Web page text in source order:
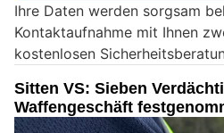
e
i
n
e
n
Ihre Daten werden sorgsam
Kontaktaufnahme mit Ihnen
kostenlosen
Sitten VS: Sieben
Waffengeschäft